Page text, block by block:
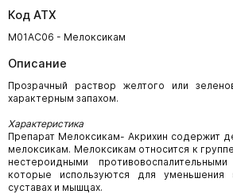
Код АТХ
M01AC06 - Мелоксикам
Описание
Прозрачный раствор желтого или
характерным запахом.
Характеристика
Препарат Мелоксикам- Акрихин содержит
мелоксикам. Мелоксикам относится к
нестероидными
которые используются для
суставах и мышцах.